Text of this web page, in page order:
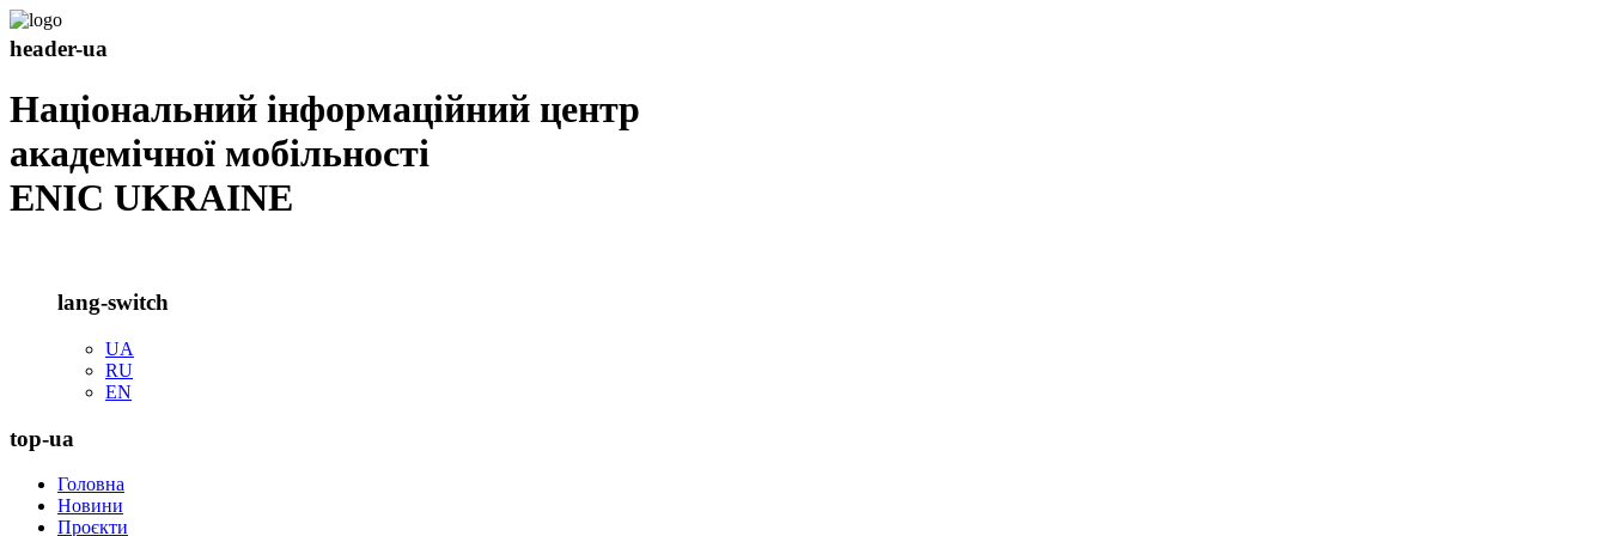
header-ua
Національний інформаційний центр
академічної мобільності
ENIC UKRAINE
lang-switch
UA
RU
EN
top-ua
Головна
Новини
Проєкти